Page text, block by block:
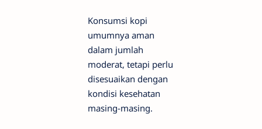
Konsumsi kopi
umumnya aman
dalam jumlah
moderat, tetapi perlu
disesuaikan dengan
kondisi kesehatan
masing-masing.